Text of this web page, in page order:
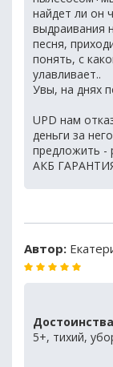
найдет ли он
выдраивания
песня,
понять, с
улавливает..
Увы, на днях
UPD нам
деньги за
предложить -
АКБ
Автор:
5+, тихий,